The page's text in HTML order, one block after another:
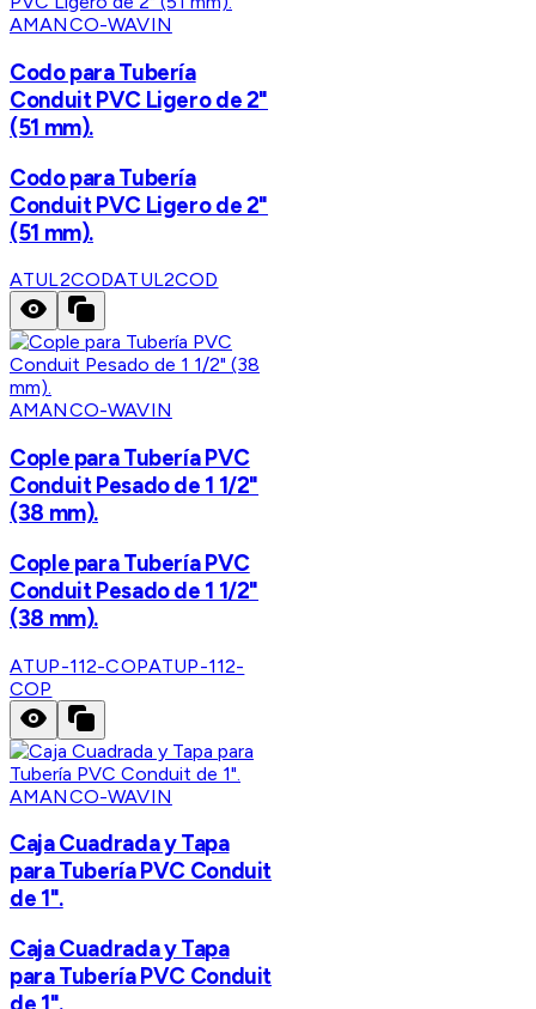
AMANCO-WAVIN
Codo para Tubería
Conduit PVC Ligero de 2"
(51 mm).
Codo para Tubería
Conduit PVC Ligero de 2"
(51 mm).
ATUL2CODATUL2COD
AMANCO-WAVIN
Cople para Tubería PVC
Conduit Pesado de 1 1/2"
(38 mm).
Cople para Tubería PVC
Conduit Pesado de 1 1/2"
(38 mm).
ATUP-112-COPATUP-112-
COP
AMANCO-WAVIN
Caja Cuadrada y Tapa
para Tubería PVC Conduit
de 1".
Caja Cuadrada y Tapa
para Tubería PVC Conduit